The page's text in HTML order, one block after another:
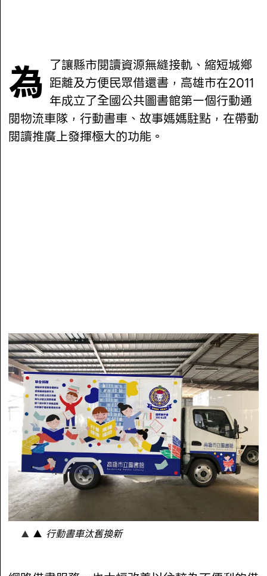
為了讓縣市閱讀資源無縫接軌、縮短城鄉 距離及方便民眾借還書，高雄市在2011
年成立了全國公共圖書館第一個行動通
閱物流車隊，行動書車、故事媽媽駐點，在帶動
閱讀推廣上發揮極大的功能。
▲ 行動書車汰舊換新